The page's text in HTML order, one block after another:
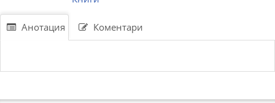
Анотация Коментари